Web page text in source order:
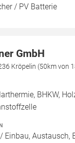
/ PV Batterie
GmbH
Kröpelin (50km von
BHKW,
Einbau, Austausch,